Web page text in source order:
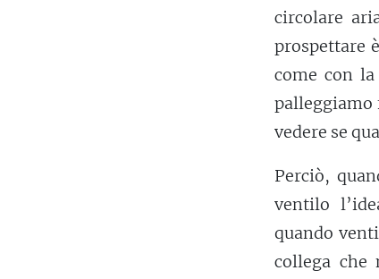
circolare
prospettare
come con
palleggiamo
vedere se
Perciò,
ventilo
quando
collega che